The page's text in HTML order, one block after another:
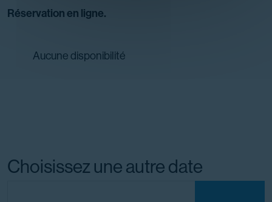
Réservation en ligne.
Aucune disponibilité
Choisissez une autre date